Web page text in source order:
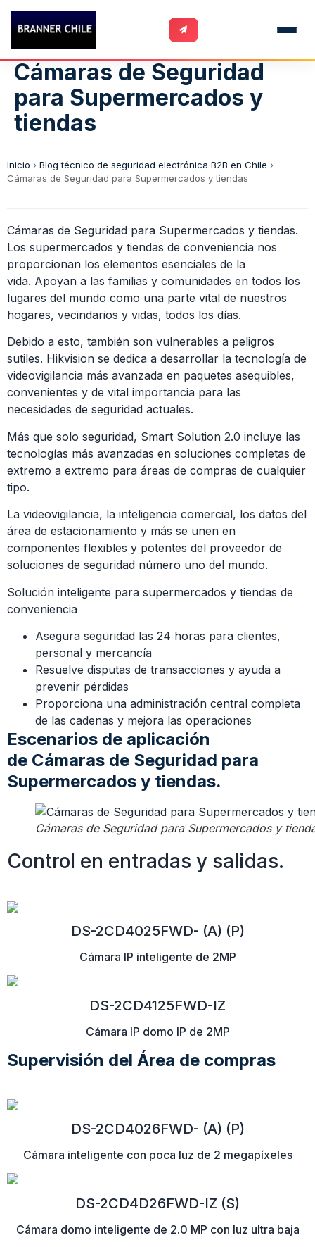
Cámaras de Seguridad
para Supermercados y
tiendas
Inicio › Blog técnico de seguridad electrónica B2B en Chile ›
Cámaras de Seguridad para Supermercados y tiendas
Cámaras de Seguridad para Supermercados y tiendas.
Los supermercados y tiendas de conveniencia nos
proporcionan los elementos esenciales de la
vida. Apoyan a las familias y comunidades en todos los
lugares del mundo como una parte vital de nuestros
hogares, vecindarios y vidas, todos los días.
Debido a esto, también son vulnerables a peligros
sutiles. Hikvision se dedica a desarrollar la tecnología de
videovigilancia más avanzada en paquetes asequibles,
convenientes y de vital importancia para las
necesidades de seguridad actuales.
Más que solo seguridad, Smart Solution 2.0 incluye las
tecnologías más avanzadas en soluciones completas de
extremo a extremo para áreas de compras de cualquier
tipo.
La videovigilancia, la inteligencia comercial, los datos del
área de estacionamiento y más se unen en
componentes flexibles y potentes del proveedor de
soluciones de seguridad número uno del mundo.
Solución inteligente para supermercados y tiendas de
conveniencia
Asegura seguridad las 24 horas para clientes,
personal y mercancía
Resuelve disputas de transacciones y ayuda a
prevenir pérdidas
Proporciona una administración central completa
de las cadenas y mejora las operaciones
Escenarios de aplicación
de Cámaras de Seguridad para
Supermercados y tiendas.
Cámaras de Seguridad para Supermercados y
Control en entradas y salidas.
DS-2CD4025FWD- (A) (P)
Cámara IP inteligente de 2MP
DS-2CD4125FWD-IZ
Cámara IP domo IP de 2MP
Supervisión del Área de compras
DS-2CD4026FWD- (A) (P)
Cámara inteligente con poca luz de 2 megapíxeles
DS-2CD4D26FWD-IZ (S)
Cámara domo inteligente de 2.0 MP con luz ultra baja